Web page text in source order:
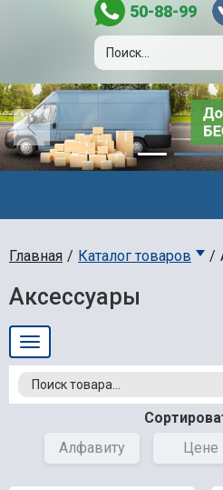
50-88-99
Главная Каталог товаров
Аксессуары
Алфавиту
Цене